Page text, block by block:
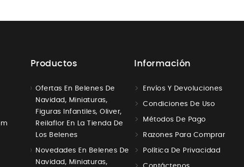
Productos
Ofertas En Belenes De
Navidad, Miniaturas,
Figuras Infantiles, Oliver,
Reilaflor En La Tienda De
Los Belenes
Novedades En Belenes De
Navidad, Miniaturas,
Información
Envíos Y Devoluciones
Condiciones De Uso
Métodos De Pago
Razones Para Comprar
Política De Privacidad